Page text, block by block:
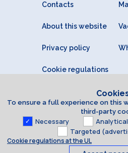
Contacts
About this website
Privacy policy
Cookie regulations
To ensure a full experience on this
third-party
Necessary Analytical
Targeted
Cookie regulations at the UL